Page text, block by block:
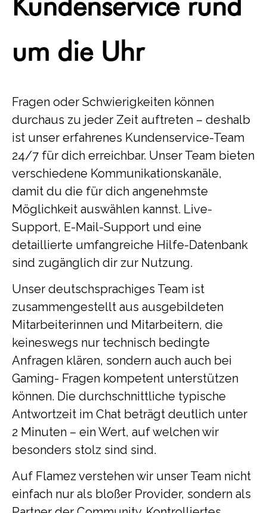
um die Uhr
Fragen oder Schwierigkeiten können
durchaus zu jeder Zeit auftreten – deshalb
ist unser erfahrenes Kundenservice-Team
24/7 für dich erreichbar. Unser Team bieten
verschiedene Kommunikationskanäle,
damit du die für dich angenehmste
Möglichkeit auswählen kannst. Live-
Support, E-Mail-Support und eine
detaillierte umfangreiche Hilfe-Datenbank
sind zugänglich dir zur Nutzung.
Unser deutschsprachiges Team ist
zusammengestellt aus ausgebildeten
Mitarbeiterinnen und Mitarbeitern, die
keineswegs nur technisch bedingte
Anfragen klären, sondern auch auch bei
Gaming- Fragen kompetent unterstützen
können. Die durchschnittliche typische
Antwortzeit im Chat beträgt deutlich unter
2 Minuten – ein Wert, auf welchen wir
besonders stolz sind sind.
Auf Flamez verstehen wir unser Team nicht
einfach nur als bloßer Provider, sondern als